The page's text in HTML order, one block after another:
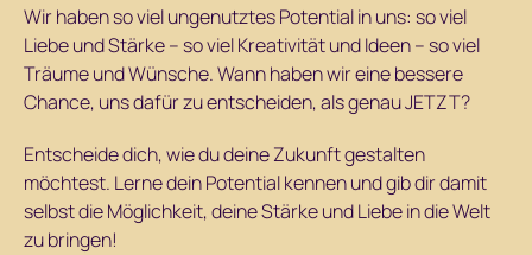
Wir haben so viel ungenutztes Potential in uns: so viel
Liebe und Stärke – so viel Kreativität und Ideen – so viel
Träume und Wünsche. Wann haben wir eine bessere
Chance, uns dafür zu entscheiden, als genau JETZT?
Entscheide dich, wie du deine Zukunft gestalten
möchtest. Lerne dein Potential kennen und gib dir damit
selbst die Möglichkeit, deine Stärke und Liebe in die Welt
zu bringen!